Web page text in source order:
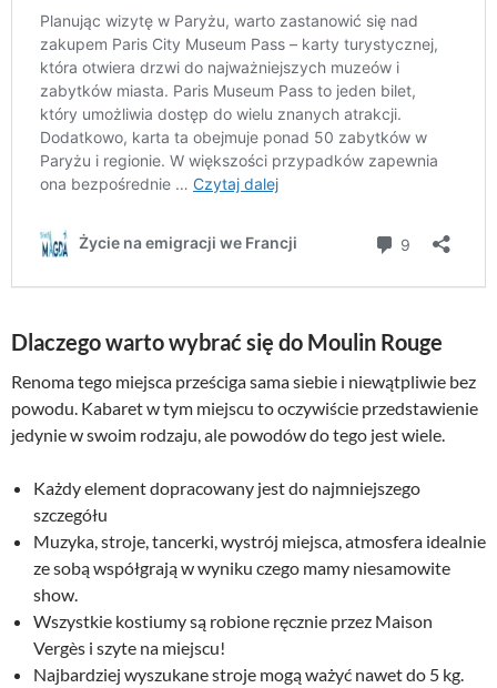
Dlaczego warto wybrać się do Moulin Rouge
Renoma tego miejsca prześciga sama siebie i niewątpliwie bez
powodu. Kabaret w tym miejscu to oczywiście przedstawienie
jedynie w swoim rodzaju, ale powodów do tego jest wiele.
Każdy element dopracowany jest do najmniejszego
szczegółu
Muzyka, stroje, tancerki, wystrój miejsca, atmosfera idealnie
ze sobą współgrają w wyniku czego mamy niesamowite
show.
Wszystkie kostiumy są robione ręcznie przez Maison
Vergès i szyte na miejscu!
Najbardziej wyszukane stroje mogą ważyć nawet do 5 kg.